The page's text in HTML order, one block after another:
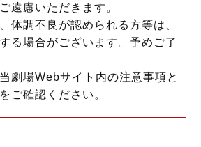
遠慮いただきます。
体調不良が認められる方等は、
る場合がございます。予めご了
劇場Webサイト内の注意事項と
ご確認ください。